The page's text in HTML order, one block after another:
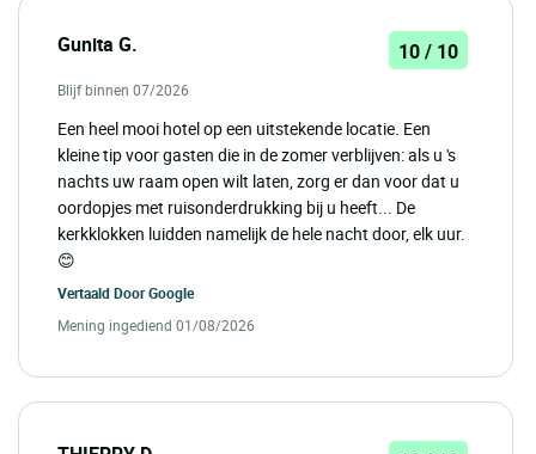
Gunita G. 10 / 10
Blijf binnen 07/2026
Een heel mooi hotel op een uitstekende locatie. Een
kleine tip voor gasten die in de zomer verblijven: als u 's
nachts uw raam open wilt laten, zorg er dan voor dat u
oordopjes met ruisonderdrukking bij u heeft... De
kerkklokken luidden namelijk de hele nacht door, elk uur.
😊
Vertaald DoorGoogle
Mening ingediend 01/08/2026